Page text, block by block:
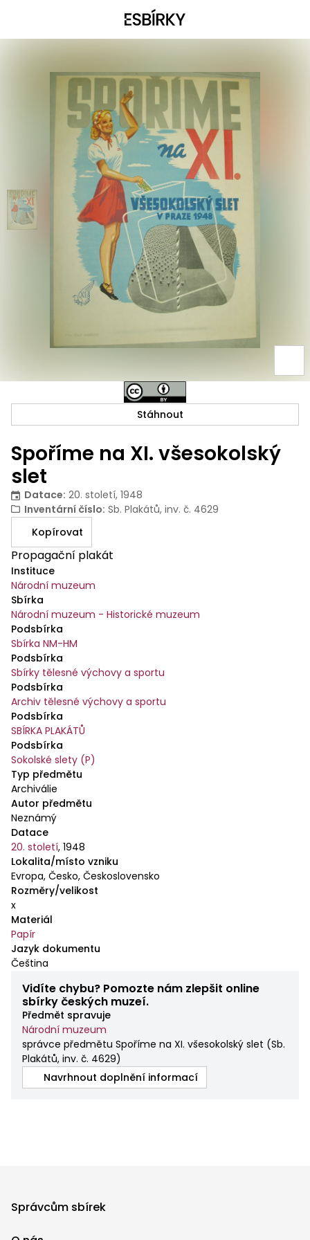
Spoříme na XI. všesokolský
slet
Datace: 20. století, 1948
Inventární číslo: Sb. Plakátů, inv. č. 4629
Kopírovat
Propagační plakát
Instituce
Národní muzeum
Sbírka
Národní muzeum - Historické muzeum
Podsbírka
Sbírka NM-HM
Podsbírka
Sbírky tělesné výchovy a sportu
Podsbírka
Archiv tělesné výchovy a sportu
Podsbírka
SBÍRKA PLAKÁTŮ
Podsbírka
Sokolské slety (P)
Typ předmětu
Archiválie
Autor předmětu
Neznámý
Datace
20. století, 1948
Lokalita/místo vzniku
Evropa, Česko, Československo
Rozměry/velikost
x
Materiál
Papír
Jazyk dokumentu
Čeština
Vidíte chybu? Pomozte nám zlepšit online
sbírky českých muzeí.
Předmět spravuje
Národní muzeum
správce předmětu Spoříme na XI. všesokolský slet (Sb.
Plakátů, inv. č. 4629)
Navrhnout doplnění informací
Stáhnout
Správcům sbírek